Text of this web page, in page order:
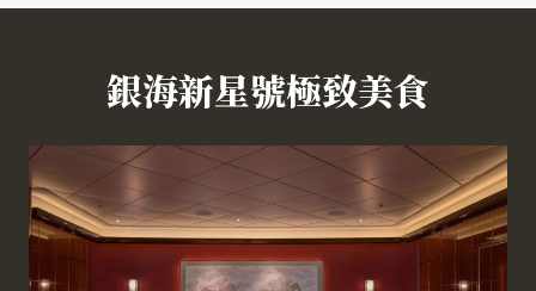
銀海新星號極致美食